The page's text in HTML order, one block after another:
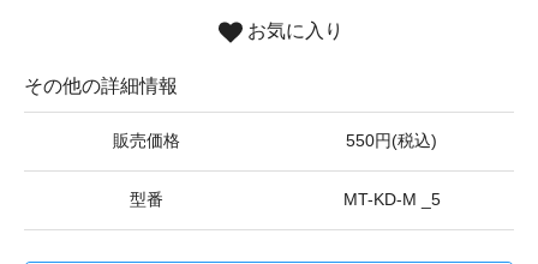
お気に入り
その他の詳細情報
販売価格 550円(税込)
型番 MT-KD-M _5